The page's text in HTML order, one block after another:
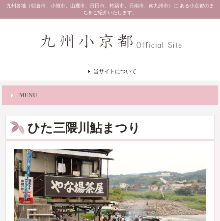
九州各地（朝倉市、小城市、山鹿市、日田市、杵築市、日南市、南九州市）に ある小京都のま
ちをご紹介いたします。
当サイトについて
MENU
ひた三隈川鮎まつり